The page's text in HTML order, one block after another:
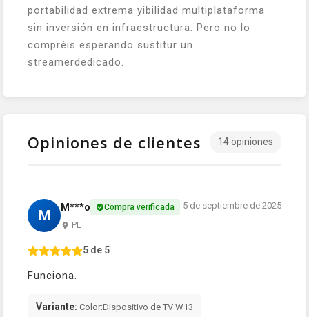
portabilidad extrema yibilidad multiplataforma
sin inversión en infraestructura. Pero no lo
compréis esperando sustitur un
streamerdedicado.
Opiniones de clientes 14 opiniones
M M***o Compra verificada
PL
5 de septiembre de 2025
5 de 5
Funciona.
Variante: Color:Dispositivo de TV W13